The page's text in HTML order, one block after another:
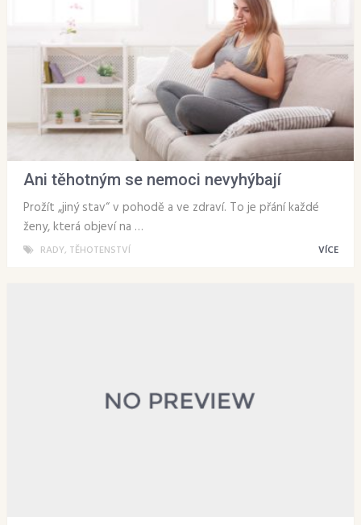
Ani těhotným se nemoci nevyhýbají
Prožít „jiný stav“ v pohodě a ve zdraví. To je přání každé
ženy, která objeví na …
RADY, TĚHOTENSTVÍ VÍCE